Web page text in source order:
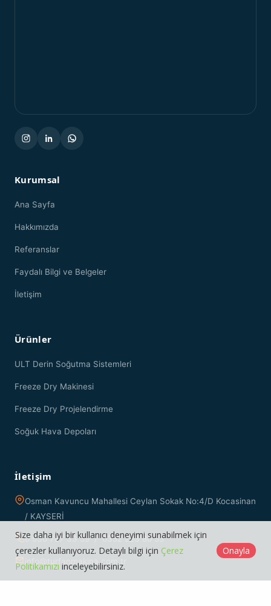
Kurumsal
Ana Sayfa
Hakkımızda
Referanslar
Faydalı Bilgi ve Belgeler
İletişim
Ürünler
ULT Derin Soğutma Sistemleri
Freeze Dry Makinesi
Freeze Dry Projelendirme
Soğuk Hava Depoları
İletişim
Osman Kavuncu Mahallesi Ceylan Sokak No:4/D Kocasinan
/ KAYSERİ
0 530 787 33 59 / 0352 223 80 53
info@turfanmakina.com.tr
Size daha iyi bir kullanıcı deneyimi sunabilmek için
çerezler kullanıyoruz. Detaylı bilgi için Çerez
Politikamızı inceleyebilirsiniz.
Onayla